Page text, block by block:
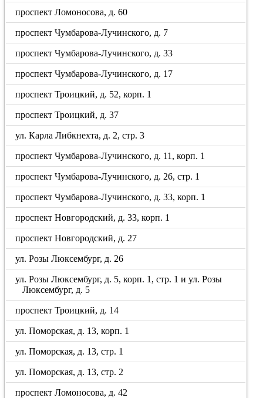
проспект Ломоносова, д. 60
проспект Чумбарова-Лучинского, д. 7
проспект Чумбарова-Лучинского, д. 33
проспект Чумбарова-Лучинского, д. 17
проспект Троицкий, д. 52, корп. 1
проспект Троицкий, д. 37
ул. Карла Либкнехта, д. 2, стр. 3
проспект Чумбарова-Лучинского, д. 11, корп. 1
проспект Чумбарова-Лучинского, д. 26, стр. 1
проспект Чумбарова-Лучинского, д. 33, корп. 1
проспект Новгородский, д. 33, корп. 1
проспект Новгородский, д. 27
ул. Розы Люксембург, д. 26
ул. Розы Люксембург, д. 5, корп. 1, стр. 1 и ул. Розы
Люксембург, д. 5
проспект Троицкий, д. 14
ул. Поморская, д. 13, корп. 1
ул. Поморская, д. 13, стр. 1
ул. Поморская, д. 13, стр. 2
проспект Ломоносова, д. 42